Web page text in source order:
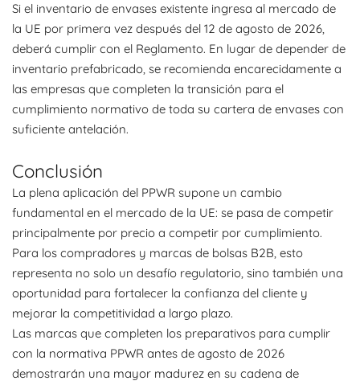
Si el inventario de envases existente ingresa al mercado de
la UE por primera vez después del 12 de agosto de 2026,
deberá cumplir con el Reglamento. En lugar de depender de
inventario prefabricado, se recomienda encarecidamente a
las empresas que completen la transición para el
cumplimiento normativo de toda su cartera de envases con
suficiente antelación.
Conclusión
La plena aplicación del PPWR supone un cambio
fundamental en el mercado de la UE: se pasa de competir
principalmente por precio a competir por cumplimiento.
Para los compradores y marcas de bolsas B2B, esto
representa no solo un desafío regulatorio, sino también una
oportunidad para fortalecer la confianza del cliente y
mejorar la competitividad a largo plazo.
Las marcas que completen los preparativos para cumplir
con la normativa PPWR antes de agosto de 2026
demostrarán una mayor madurez en su cadena de